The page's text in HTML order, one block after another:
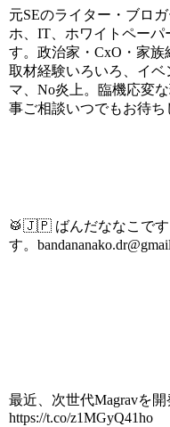
元SEのライター・ブロ
ホ、IT、ホワイトペー
す。政治家・CxO・家
取材経験いろいろ、イ
マ、No炎上。臨機応変
事ご相談いつでもお待ち
🥁🇯🇵 ばんだななこです
す。
最近、次世代Magravを
https://t.co/z1MGyQ41ho